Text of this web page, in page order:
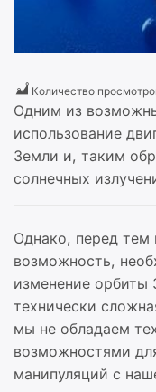
Количество
Одним из
использование
Земли и, таким
солнечных
Однако, перед тем
возможность,
изменение
технически
мы не обладаем
возможностями
манипуляций с